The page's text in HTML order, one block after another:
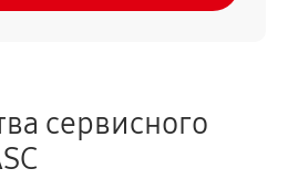
сервисного